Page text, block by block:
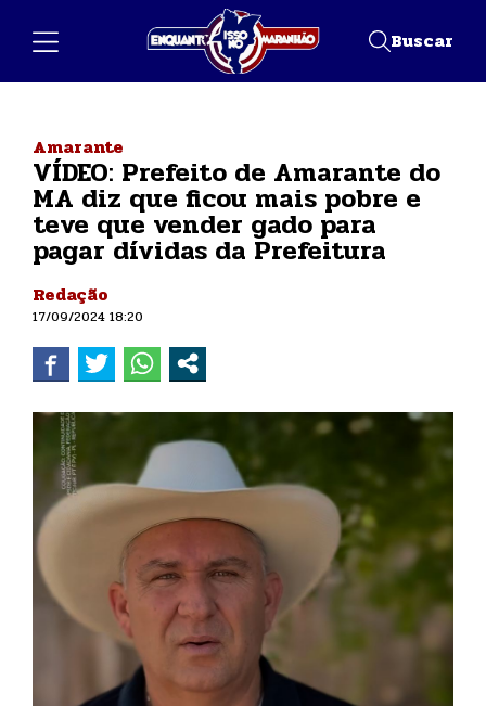
Buscar
Amarante
VÍDEO: Prefeito de Amarante do
MA diz que ficou mais pobre e
teve que vender gado para
pagar dívidas da Prefeitura
Redação
17/09/2024 18:20